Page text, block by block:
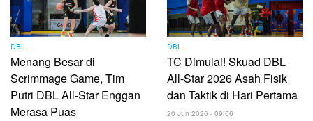
DBL
Menang Besar di
Scrimmage Game, Tim
Putri DBL All-Star Enggan
Merasa Puas
DBL
TC Dimulai! Skuad DBL
All-Star 2026 Asah Fisik
dan Taktik di Hari Pertama
20 Jun 2026 - 09:06